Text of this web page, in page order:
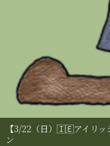
【3/22（日）🇮🇪アイリ
ン